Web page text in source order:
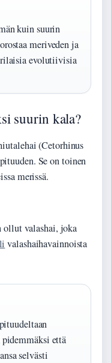
kuin suurin
meriveden ja
evolutiivisia
suurin kala?
(Cetorhinus
Se on toinen
merissä.
valashai, joka
valashaihavainnoista
pidemmäksi että
selvästi